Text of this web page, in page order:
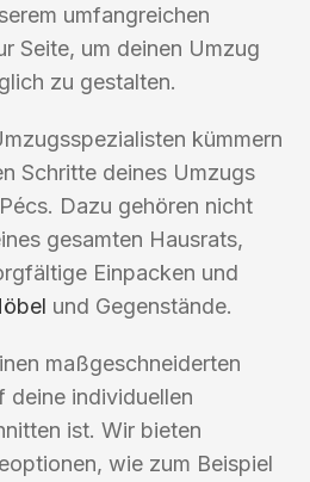
umfangreichen
Seite, um deinen Umzug
zu gestalten.
kümmern
Schritte deines Umzugs
Dazu gehören nicht
gesamten Hausrats,
Einpacken und
und Gegenstände.
maßgeschneiderten
deine individuellen
ist. Wir bieten
wie zum Beispiel